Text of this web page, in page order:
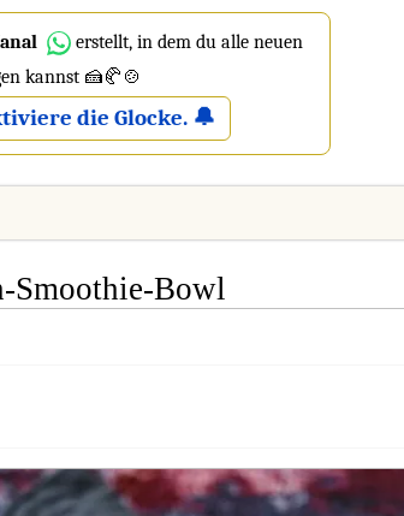
erstellt, in dem du alle neuen
kannst 🍰🥐🍲
die Glocke. 🔔
Smoothie-Bowl